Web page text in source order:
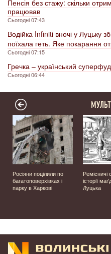
Пенсія без стажу: скільки
працював
Сьогодні 07:43
Водійка Infiniti вночі у Луцьку
поїхала геть. Яке покарання
Сьогодні 07:15
Гречка – український
Сьогодні 06:44
Росіяни поцілили по
багатоповерхівках і
парку в Харкові
Ремісничі
історії
Луцька